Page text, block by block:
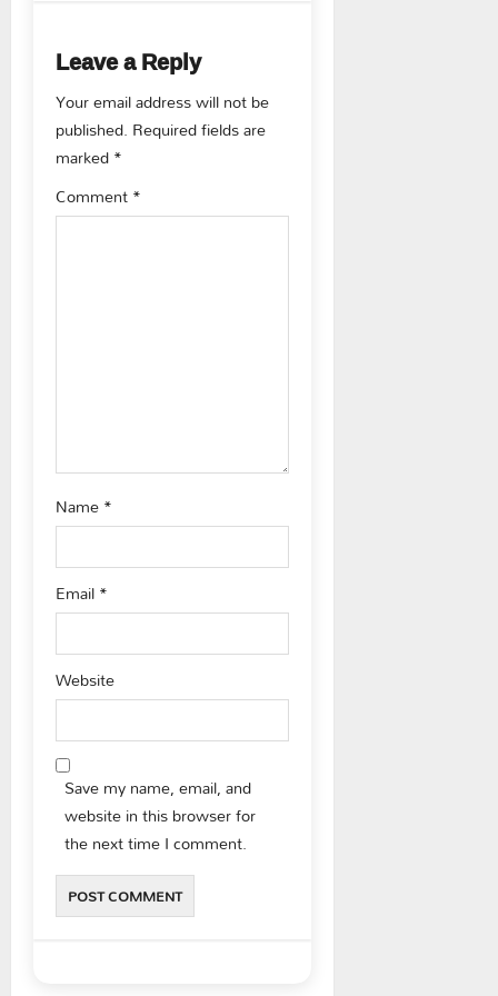
n
a
v
i
g
n
Leave a Reply
Your email address will not be
published. Required fields are
marked*
Comment*
Name*
Email*
Website
Save my name, email, and
website in this browser for
the next time I comment.